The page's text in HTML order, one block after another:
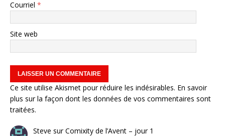
Courriel *
Site web
Ce site utilise Akismet pour réduire les indésirables. En savoir
plus sur la façon dont les données de vos commentaires sont
traitées.
Steve surComixity de l’Avent – jour 1